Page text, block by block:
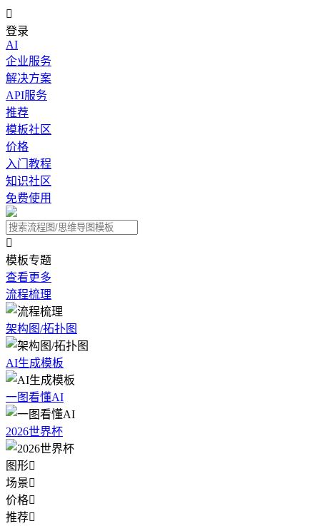

登录
AI
企业服务
解决方案
API服务
推荐
模板社区
价格
入门教程
知识社区
免费使用

模板专题
查看更多
流程梳理
架构图/拓扑图
AI生成模板
一图看懂AI
2026世界杯
图形
场景
价格
推荐